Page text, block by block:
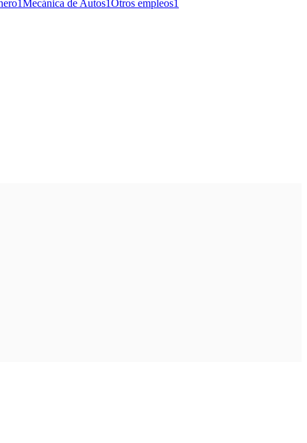
1Mecánica de Autos1Otros empleos1